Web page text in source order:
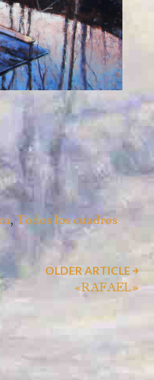
, Todos los cuadros
OLDER ARTICLE ￫
«RAFAEL»